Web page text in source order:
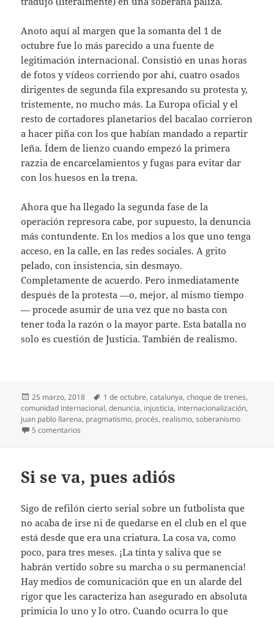
Anoto aquí al margen que la somanta del 1 de
octubre fue lo más parecido a una fuente de
legitimación internacional. Consistió en unas horas
de fotos y vídeos corriendo por ahí, cuatro osados
dirigentes de segunda fila expresando su protesta y,
tristemente, no mucho más. La Europa oficial y el
resto de cortadores planetarios del bacalao corrieron
a hacer piña con los que habían mandado a repartir
leña. Ídem de lienzo cuando empezó la primera
razzia de encarcelamientos y fugas para evitar dar
con los huesos en la trena.
Ahora que ha llegado la segunda fase de la
operación represora cabe, por supuesto, la denuncia
más contundente. En los medios a los que uno tenga
acceso, en la calle, en las redes sociales. A grito
pelado, con insistencia, sin desmayo.
Completamente de acuerdo. Pero inmediatamente
después de la protesta —o, mejor, al mismo tiempo
— procede asumir de una vez que no basta con
tener toda la razón o la mayor parte. Esta batalla no
solo es cuestión de Justicia. También de realismo.
Publicado
el
25 marzo, 2018 Etiquetas
1 de octubre,catalunya,choque de trenes,
comunidad internacional,denuncia, injusticia, internacionalización,
juan pablo llarena, pragmatismo, procés, realismo,soberanismo
5 comentarios
Si se va, pues adiós
Sigo de refilón cierto serial sobre un futbolista que
no acaba de irse ni de quedarse en el club en el que
está desde que era una criatura. La cosa va, como
poco, para tres meses. ¡La tinta y saliva que se
habrán vertido sobre su marcha o su permanencia!
Hay medios de comunicación que en un alarde del
rigor que les caracteriza han asegurado en absoluta
primicia lo uno y lo otro. Cuando ocurra lo que